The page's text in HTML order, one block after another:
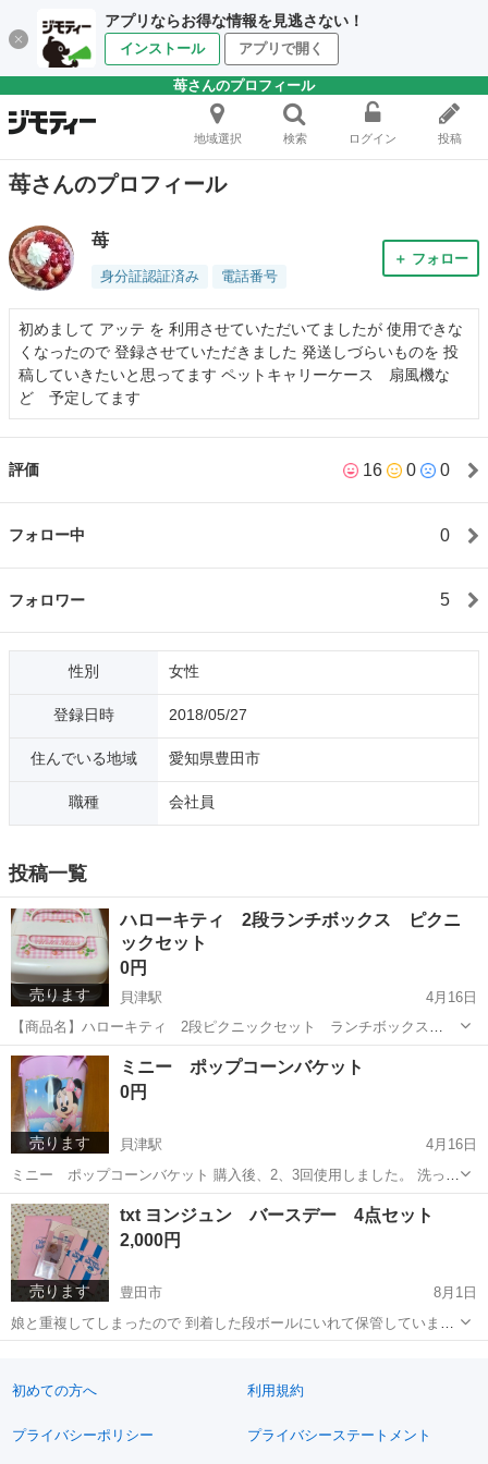
アプリならお得な情報を見逃さない！
インストール アプリで開く
苺さんのプロフィール
地域選択 検索 ログイン 投稿
苺さんのプロフィール
苺
身分証認証済み 電話番号
＋ フォロー
初めまして アッテ を 利用させていただいてましたが 使用できな
くなったので 登録させていただきました 発送しづらいものを 投
稿していきたいと思ってます ペットキャリーケース 扇風機な
ど 予定してます
評価 16 0 0
フォロー中 0
フォロワー 5
性別 女性
登録日時 2018/05/27
住んでいる地域 愛知県豊田市
職種 会社員
投稿一覧
売ります
ハローキティ 2段ランチボックス ピクニ
ックセット
0円
貝津駅
4月16日
【商品名】ハローキティ 2段ピクニックセット ランチボックス
【色】ピンク 【サイズ】縦21×横21×高さ18cm 【商品の状態】小学校
の運動会などで数回使用後保管してました。状態は画像にて状態をご
確認下さい。 中古品...
愛知 豊田市 調理器具
売ります
ミニー ポップコーンバケット
0円
貝津駅
4月16日
ミニー ポップコーンバケット 購入後、2、3回使用しました。 洗っ
て、袋に入れて保管してました。
愛知 豊田市 バケット
売ります
txt ヨンジュン バースデー 4点セット
2,000円
豊田市
8月1日
娘と重複してしまったので 到着した段ボールにいれて保管していまし
た 商品は全て新品未開封です よろしくお願いします 使用済みですが
初めての方へ 利用規約
プライバシーポリシー プライバシーステートメント